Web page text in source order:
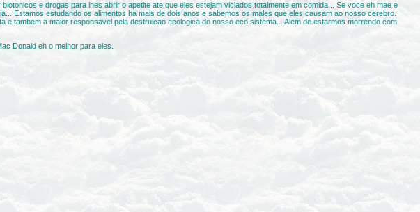
e drogas para lhes abrir o apetite ate que eles estejam viciados totalmente em comida... Se voce eh mae e
Estamos estudando os alimentos ha mais de dois anos e sabemos os males que eles causam ao nosso cerebro.
tambem a maior responsavel pela destruicao ecologica do nosso eco sistema... Alem de estarmos morrendo com
Donald eh o melhor para eles.